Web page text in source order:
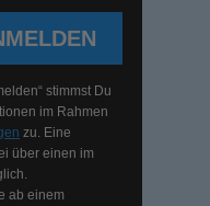
stimmst Du
im Rahmen
zu. Eine
über einen im
ab einem